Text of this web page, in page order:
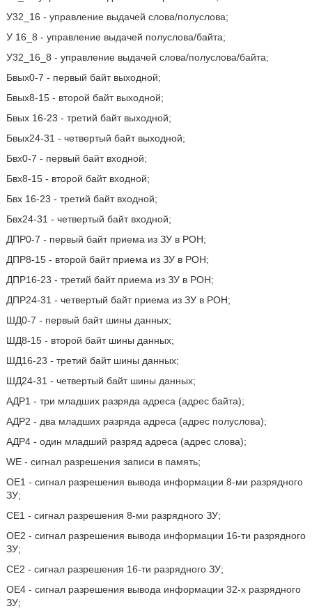
У32_16 - управление выдачей слова/полуслова;
У 16_8 - управление выдачей полуслова/байта;
У32_16_8 - управление выдачей слова/полуслова/байта;
Бвых0-7 - первый байт выходной;
Бвых8-15 - второй байт выходной;
Бвых 16-23 - третий байт выходной;
Бвых24-31 - четвертый байт выходной;
Бвх0-7 - первый байт входной;
Бвх8-15 - второй байт входной;
Бвх 16-23 - третий байт входной;
Бвх24-31 - четвертый байт входной;
ДПР0-7 - первый байт приема из ЗУ в РОН;
ДПР8-15 - второй байт приема из ЗУ в РОН;
ДПР16-23 - третий байт приема из ЗУ в РОН;
ДПР24-31 - четвертый байт приема из ЗУ в РОН;
ШД0-7 - первый байт шины данных;
ШД8-15 - второй байт шины данных;
ШД16-23 - третий байт шины данных;
ШД24-31 - четвертый байт шины данных;
АДР1 - три младших разряда адреса (адрес байта);
АДР2 - два младших разряда адреса (адрес полуслова);
АДР4 - один младший разряд адреса (адрес слова);
WE - сигнал разрешения записи в память;
ОЕ1 - сигнал разрешения вывода информации 8-ми разрядного
ЗУ;
СЕ1 - сигнал разрешения 8-ми разрядного ЗУ;
ОЕ2 - сигнал разрешения вывода информации 16-ти разрядного
ЗУ;
СЕ2 - сигнал разрешения 16-ти разрядного ЗУ;
ОЕ4 - сигнал разрешения вывода информации 32-х разрядного
ЗУ;